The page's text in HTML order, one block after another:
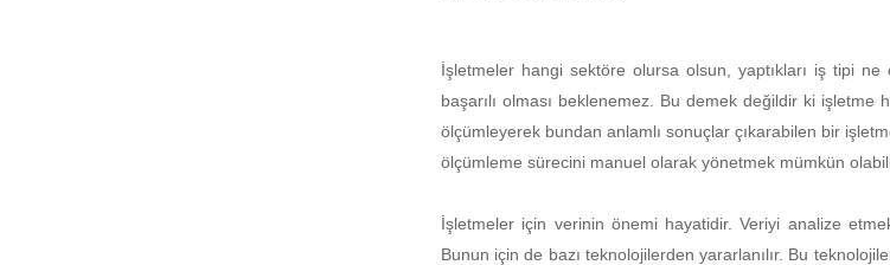
İşletmeler hangi sektöre olursa olsun, yaptıkları iş tipi
başarılı olması beklenemez. Bu demek değildir ki işletme
ölçümleyerek bundan anlamlı sonuçlar çıkarabilen bir
ölçümleme sürecini manuel olarak yönetmek mümkün
İşletmeler için verinin önemi hayatidir. Veriyi analize
Bunun için de bazı teknolojilerden yararlanılır. Bu